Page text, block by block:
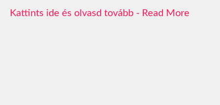
Read More